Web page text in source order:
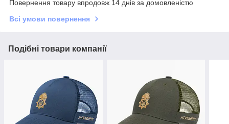
Повернення товару впродовж 14 днів за домовленістю
Всі умови повернення
Подібні товари компанії